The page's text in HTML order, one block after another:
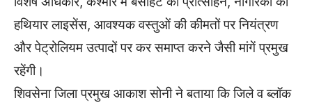
हथियार लाइसेंस, आवश्यक वस्तुओं की कीमतों पर नियंत्रण
और पेट्रोलियम उत्पादों पर कर समाप्त करने जैसी मांगें प्रमुख
रहेंगी।
शिवसेना जिला प्रमुख आकाश सोनी ने बताया कि जिले व ब्लॉक